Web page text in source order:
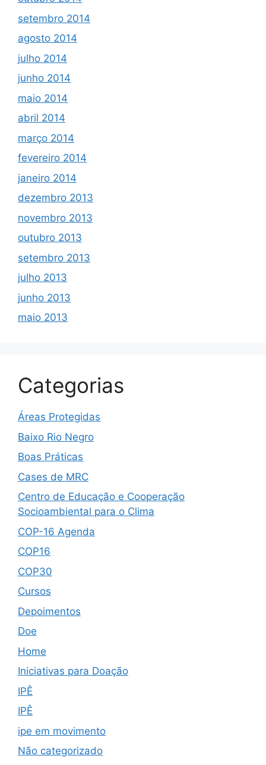
setembro 2014
agosto 2014
julho 2014
junho 2014
maio 2014
abril 2014
março 2014
fevereiro 2014
janeiro 2014
dezembro 2013
novembro 2013
outubro 2013
setembro 2013
julho 2013
junho 2013
maio 2013
Categorias
Áreas Protegidas
Baixo Rio Negro
Boas Práticas
Cases de MRC
Centro de Educação e Cooperação
Socioambiental para o Clima
COP-16 Agenda
COP16
COP30
Cursos
Depoimentos
Doe
Home
Iniciativas para Doação
IPÊ
IPÊ
ipe em movimento
Não categorizado